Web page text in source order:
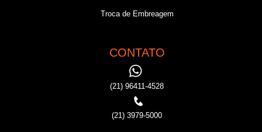
Troca de Embreagem
CONTATO
(21) 96411-4528
(21) 3979-5000